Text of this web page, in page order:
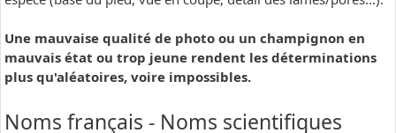
Une mauvaise qualité de photo ou un champignon en
mauvais état ou trop jeune rendent les déterminations
plus qu'aléatoires, voire impossibles.
Noms français - Noms scientifiques